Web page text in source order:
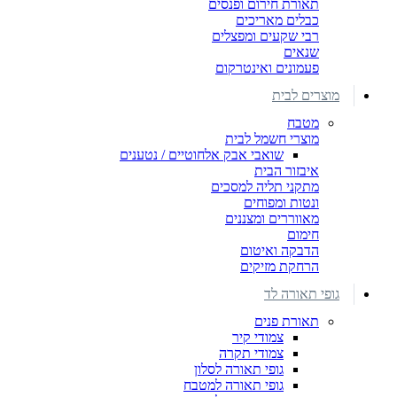
תאורת חירום ופנסים
כבלים מאריכים
רבי שקעים ומפצלים
שנאים
פעמונים ואינטרקום
מוצרים לבית
מטבח
מוצרי חשמל לבית
שואבי אבק אלחוטיים / נטענים
איבזור הבית
מתקני תליה למסכים
ונטות ומפוחים
מאווררים ומצננים
חימום
הדבקה ואיטום
הרחקת מזיקים
גופי תאורה לד
תאורת פנים
צמודי קיר
צמודי תקרה
גופי תאורה לסלון
גופי תאורה למטבח